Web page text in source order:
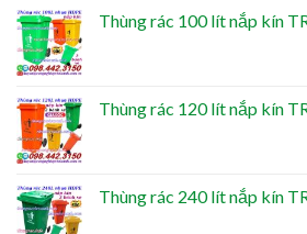
Thùng rác 100 lít nắp kín
Thùng rác 120 lít nắp kín
Thùng rác 240 lít nắp kín